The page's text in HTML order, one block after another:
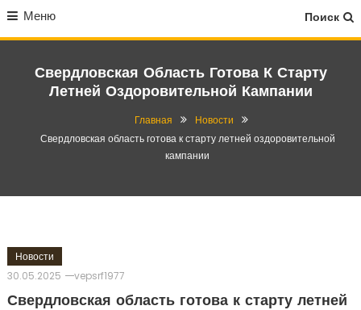
Меню Поиск
Свердловская Область Готова К Старту
Летней Оздоровительной Кампании
Главная
Новости
Свердловская область готова к старту летней оздоровительной
кампании
Новости
30.05.2025
vepsrf1977
Свердловская область готова к старту летней